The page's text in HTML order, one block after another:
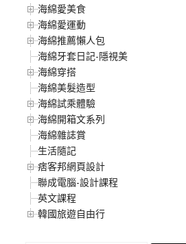
海綿愛美食
海綿愛運動
海綿推薦懶人包
海綿牙套日記-隱視美
海綿穿搭
海綿美髮造型
海綿試乘體驗
海綿開箱文系列
海綿雜誌賞
生活隨記
痞客邦網頁設計
聯成電腦-設計課程
英文課程
韓國旅遊自由行